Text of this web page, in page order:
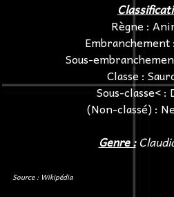
Règne :
Embranchement
Sous-
Classe :
Sous-classe< :
(Non-classé) :
Genre :
Source : Wikipédia